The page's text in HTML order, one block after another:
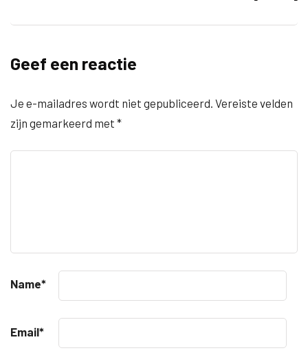
Geef een reactie
Je e-mailadres wordt niet gepubliceerd. Vereiste velden
zijn gemarkeerd met *
Name*
Email*